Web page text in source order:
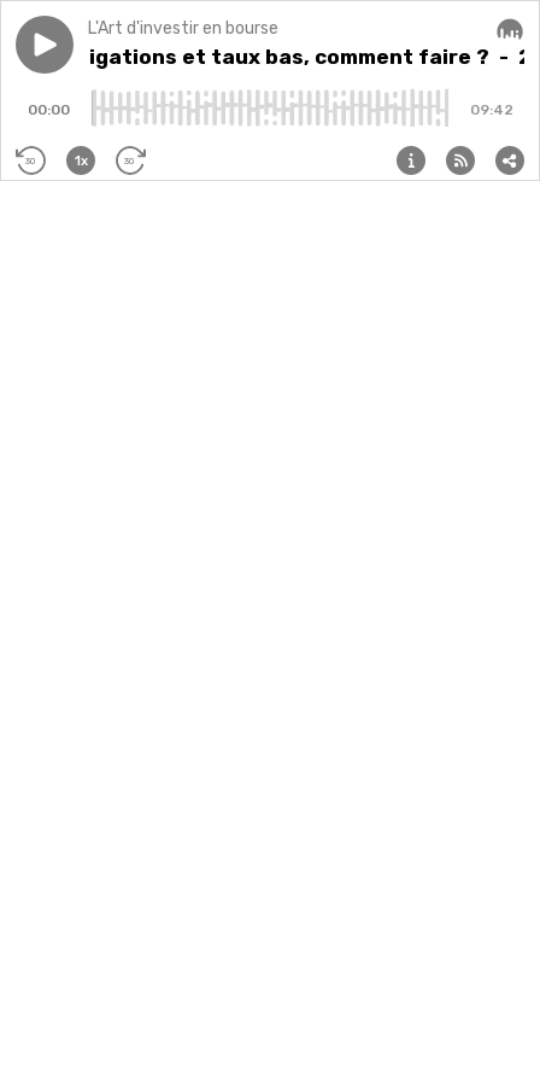
Play episode201: Obligations et taux bas, comment faire ?
L'Art d'investir en bourse
201: Obligations et taux bas, comment faire ? -
00:00 09:42
30 1x 30